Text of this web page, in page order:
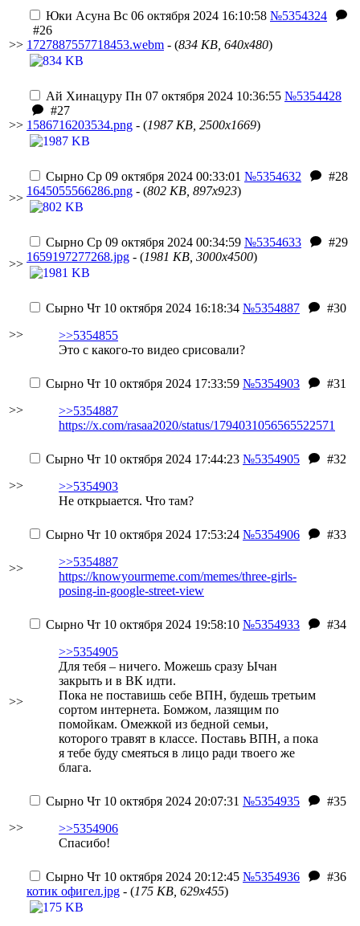
>>
Юки Асуна Вс 06 октября 2024 16:10:58 №5354324
#26
1727887557718453.webm - (834 KB, 640x480)
>>
Ай Хинацуру Пн 07 октября 2024 10:36:55 №5354428
#27
1586716203534.png - (1987 KB, 2500x1669)
>>
Сырно Ср 09 октября 2024 00:33:01 №5354632
#28
1645055566286.png - (802 KB, 897x923)
>>
Сырно Ср 09 октября 2024 00:34:59 №5354633
#29
1659197277268.jpg - (1981 KB, 3000x4500)
>>
Сырно Чт 10 октября 2024 16:18:34 №5354887
#30
>>5354855
Это с какого-то видео срисовали?
>>
Сырно Чт 10 октября 2024 17:33:59 №5354903
#31
>>5354887
https://x.com/rasaa2020/status/1794031056565522571
>>
Сырно Чт 10 октября 2024 17:44:23 №5354905
#32
>>5354903
Не открыается. Что там?
>>
Сырно Чт 10 октября 2024 17:53:24 №5354906
#33
>>5354887
https://knowyourmeme.com/memes/three-girls-
posing-in-google-street-view
>>
Сырно Чт 10 октября 2024 19:58:10 №5354933
#34
>>5354905
Для тебя – ничего. Можешь сразу Ычан
закрыть и в ВК идти.
Пока не поставишь себе ВПН, будешь третьим
сортом интернета. Бомжом, лазящим по
помойкам. Омежкой из бедной семьи,
которого травят в классе. Поставь ВПН, а пока
я тебе буду смеяться в лицо ради твоего же
блага.
>>
Сырно Чт 10 октября 2024 20:07:31 №5354935
#35
>>5354906
Спасибо!
Сырно Чт 10 октября 2024 20:12:45 №5354936
#36
котик офигел.jpg - (175 KB, 629x455)